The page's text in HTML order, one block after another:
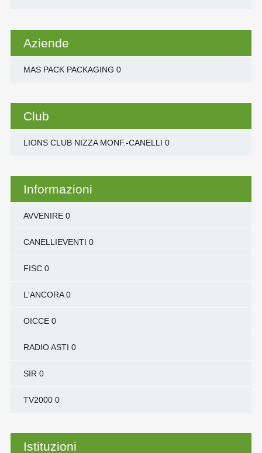
Aziende
MAS PACK PACKAGING 0
Club
LIONS CLUB NIZZA MONF.-CANELLI 0
Informazioni
AVVENIRE0
CANELLIEVENTI 0
FISC0
L'ANCORA0
OICCE0
RADIO ASTI 0
SIR 0
TV20000
Istituzioni